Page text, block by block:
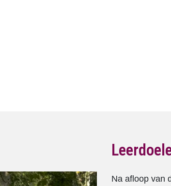
Na afloop van